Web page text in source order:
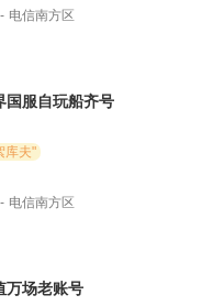
电信南方区
服自玩船齐号
库夫"
电信南方区
万场老账号